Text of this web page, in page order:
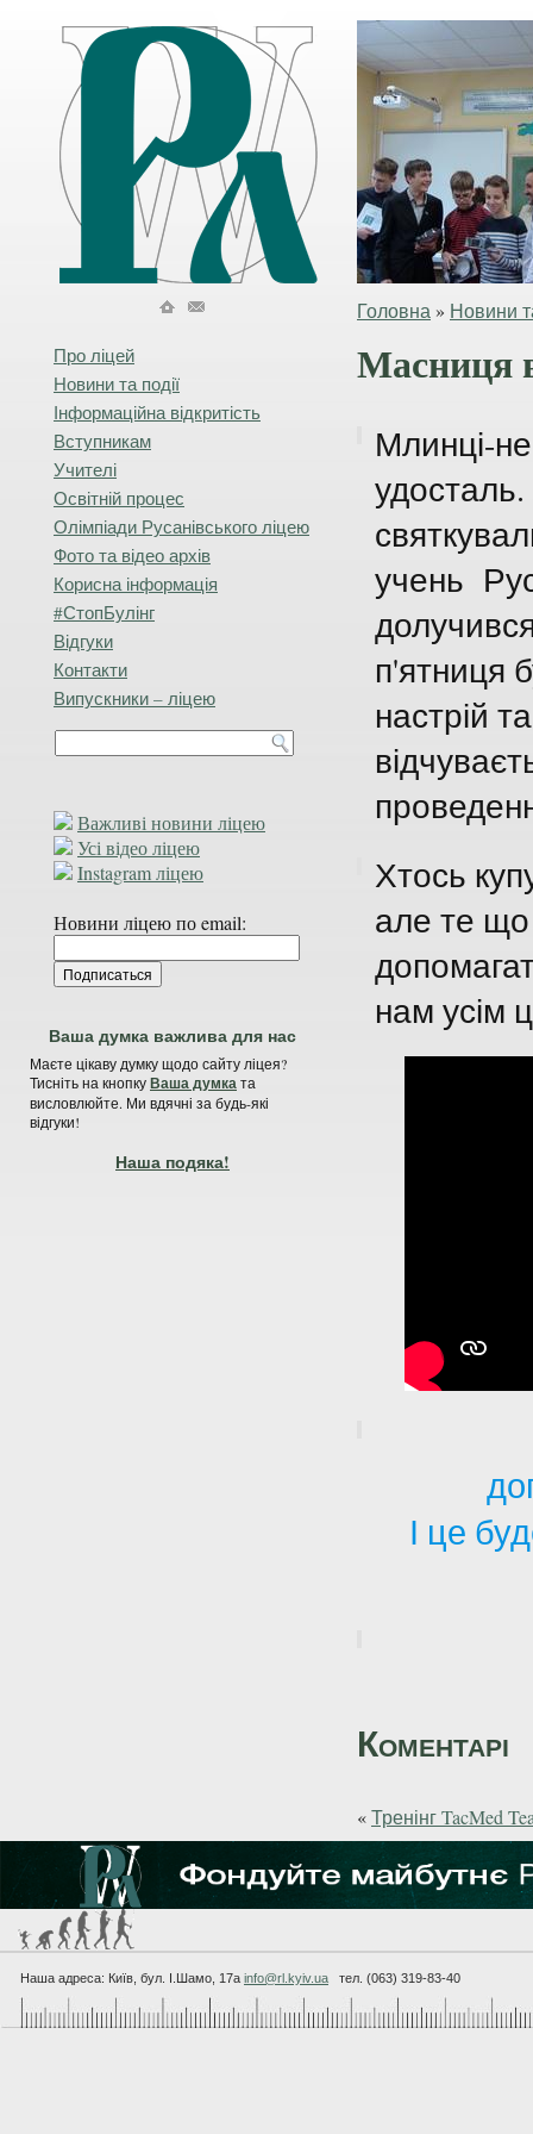
Головна » Новини
Про ліцей
Новини та події
Інформаційна відкритість
Вступникам
Учителі
Освітній процес
Олімпіади Русанівського ліцею
Фото та відео архів
Корисна інформація
#СтопБулінг
Відгуки
Контакти
Випускники – ліцею
Важливі новини ліцею
Усі відео ліцею
Instagram ліцею
Новини ліцею по email:
Ваша думка важлива для нас
Маєте цікаву думку щодо сайту ліцея?
Тисніть на кнопкуВаша думката
висловлюйте. Ми вдячні за будь-які
відгуки!
Наша подяка!
Масниця
Млинці-
учень
п'ятниця
настрій
Хтось
але те що
нам усім
І це
Коментарі
«Тренінг TacMed
Наша адреса: Київ, бул. I.Шамо, 17а info@rl.kyiv.ua тел. (063) 319-83-40